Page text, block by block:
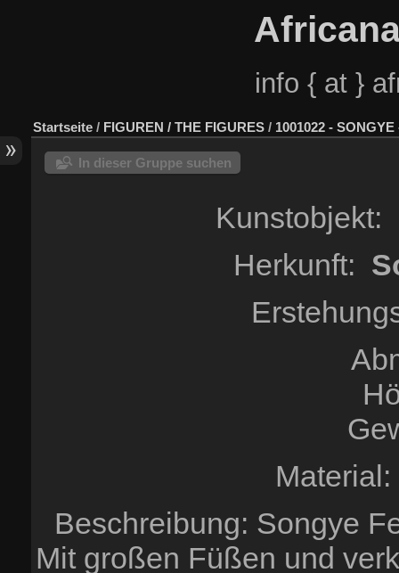
info { at }
Startseite / FIGUREN / THE FIGURES / 1001022 -
In dieser Gruppe suchen
Kunstobjekt:
Herkunft:
Beschreibung: Songye
Mit großen Füßen und